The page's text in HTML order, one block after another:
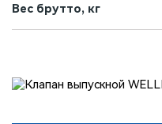
Вес брутто, кг